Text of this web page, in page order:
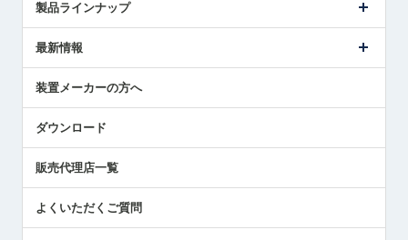
ごあいさつ
受賞履歴
採用情報
国/地域/言語
製品ラインナップ
ツールセッタ製品
エアマイクロセンサ製品
最新情報
メトロールの技術
社員ブログ
中小企業のBCP地震対策
センサのテクニカルガイド
社長ブログ
装置メーカーの方へ
ダウンロード
販売代理店一覧
よくいただくご質問